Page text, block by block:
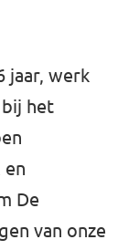
jaar, werk
bij het
en
De
van onze